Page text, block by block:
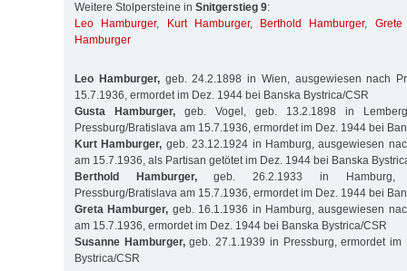
Weitere Stolpersteine in Snitgerstieg 9:
Leo Hamburger, Kurt Hamburger, Berthold Hamburger, Grete
Hamburger
Leo Hamburger,geb. 24.2.1898 in Wien, ausgewiesen nach
15.7.1936, ermordet im Dez. 1944 bei Banska Bystrica/CSR
Gusta Hamburger, geb. Vogel, geb. 13.2.1898 in
Pressburg/Bratislava am 15.7.1936, ermordet im Dez. 1944 bei
Kurt Hamburger, geb. 23.12.1924 in Hamburg, ausgewiesen
am 15.7.1936, als Partisan getötet im Dez. 1944 bei Banska
Berthold Hamburger,geb. 26.2.1933 in Hamburg,
Pressburg/Bratislava am 15.7.1936, ermordet im Dez. 1944 bei
Greta Hamburger, geb. 16.1.1936 in Hamburg, ausgewiesen
am 15.7.1936, ermordet im Dez. 1944 bei Banska Bystrica/CSR
Susanne Hamburger,geb. 27.1.1939 in Pressburg, ermordet im
Bystrica/CSR